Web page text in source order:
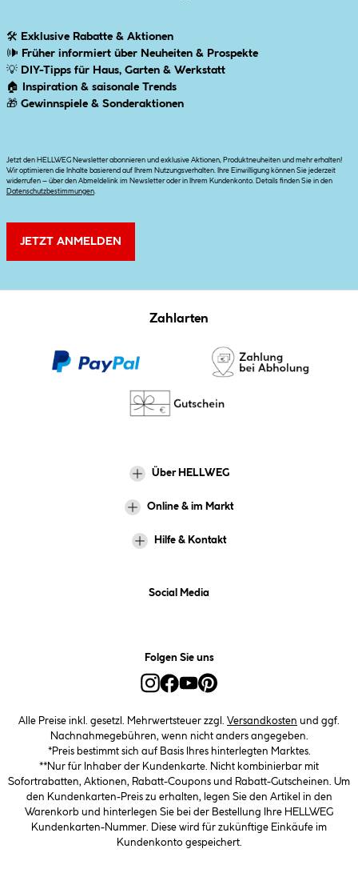
🛠 Exklusive Rabatte & Aktionen
🕪 Früher informiert über Neuheiten & Prospekte
💡 DIY-Tipps für Haus, Garten & Werkstatt
🏠
Inspiration & saisonale Trends
🎁 Gewinnspiele & Sonderaktionen
Jetzt den HELLWEG Newsletter abonnieren und exklusive Aktionen, Produktneuheiten und mehr erhalten!
Wir optimieren die Inhalte basierend auf Ihrem Nutzungsverhalten. Ihre Einwilligung können Sie jederzeit
widerrufen – über den Abmeldelink im Newsletter oder in Ihrem Kundenkonto. Details finden Sie in den
Datenschutzbestimmungen
JETZT ANMELDEN
Zahlarten
Über HELLWEG
Online & im Markt
Hilfe & Kontakt
Social Media
Folgen Sie uns
Alle Preise inkl. gesetzl. Mehrwertsteuer zzgl. Versandkosten und ggf.
Nachnahmegebühren, wenn nicht anders angegeben.
*Preis bestimmt sich auf Basis Ihres hinterlegten Marktes.
**Nur für Inhaber der Kundenkarte. Nicht kombinierbar mit
Sofortrabatten, Aktionen, Rabatt-Coupons und Rabatt-Gutscheinen. Um
den Kundenkarten-Preis zu erhalten, legen Sie den Artikel in den
Warenkorb und hinterlegen Sie bei der Bestellung Ihre HELLWEG
Kundenkarten-Nummer. Diese wird für zukünftige Einkäufe im
Kundenkonto gespeichert.